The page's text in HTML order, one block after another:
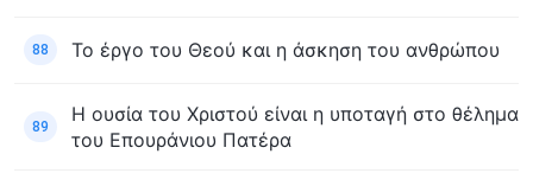
88 Το έργο του Θεού και η άσκηση του ανθρώπου
89
Η ουσία του Χριστού είναι η υποταγή στο θέλημα
του Επουράνιου Πατέρα